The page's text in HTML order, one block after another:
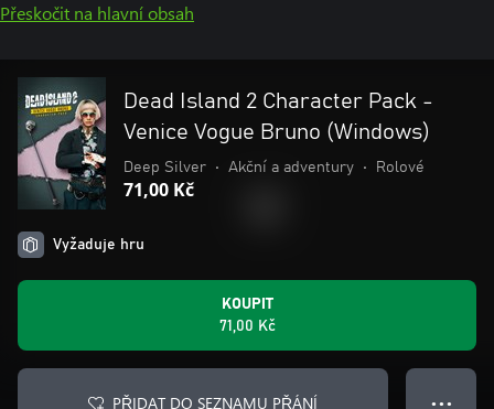
Přeskočit na hlavní obsah
Dead Island 2 Character Pack -
Venice Vogue Bruno (Windows)
Deep Silver • Akční a adventury • Rolové
71,00 Kč
Vyžaduje hru
KOUPIT
71,00 Kč
PŘIDAT DO SEZNAMU PŘÁNÍ ● ● ●